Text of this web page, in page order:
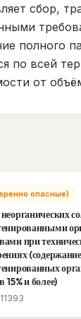
сбор,
полного
по всей
от
опасные)
при
(содержание
15% и более)